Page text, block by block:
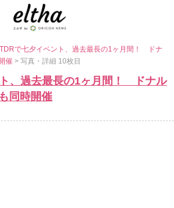
TDRで七夕イベント、過去最長の1ヶ月間！ ドナ
催> 写真・詳細 10枚目
、過去最長の1ヶ月間！ ドナル
同時開催